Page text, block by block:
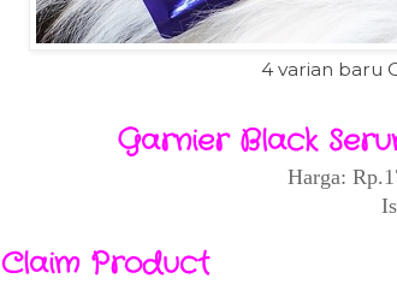
4 varian baru
Garnier Black
Harga:
Claim Product